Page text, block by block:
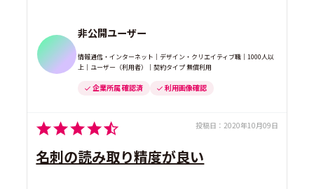
非公開ユーザー
情報通信・インターネット｜デザイン・クリエイティブ職｜1000人以
上｜ユーザー（利用者）｜契約タイプ 無償利用
企業所属 確認済 利用画像確認
投稿日： 2020年10月09日
名刺の読み取り精度が良い